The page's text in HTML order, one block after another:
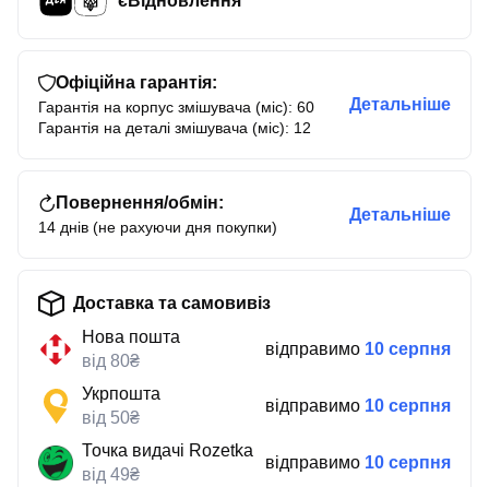
Офіційна гарантія:
Гарантія на корпус змішувача (міс): 60
Гарантія на деталі змішувача (міс): 12
Детальніше
Повернення/обмін:
14 днів (не рахуючи дня покупки)
Детальніше
Доставка та самовивіз
Нова пошта
від 80₴
відправимо 10 серпня
Укрпошта
від 50₴
відправимо 10 серпня
Точка видачі Rozetka
від 49₴
відправимо 10 серпня